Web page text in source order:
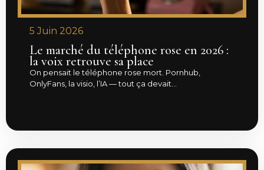
5 Juin 2026
Le marché du téléphone rose en 2026 :
la voix retrouve sa place
On pensait le téléphone rose mort. Pornhub,
OnlyFans, la visio, l’IA — tout ça devait...